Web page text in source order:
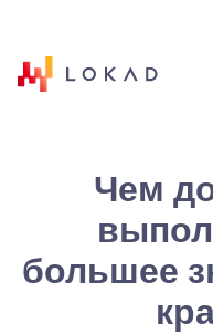
Чем
большее